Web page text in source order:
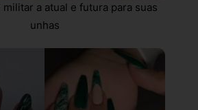
a atual e futura para suas
unhas